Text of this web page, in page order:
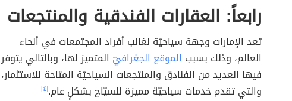
رابعاً: العقارات الفندقية والمنتجعات
تعد الإمارات وجهة سياحيّة لغالب أفراد المجتمعات في أنحاء
العالم، وذلك بسبب الموقع الجغرافيّ المتميز لها، وبالتالي يتوفر
فيها العديد من الفنادق والمنتجعات السياحيّة المتاحة للاستثمار،
والتي تقدم خدمات سياحيّة مميزة للسيّاح بشكلٍ عام.[٤]